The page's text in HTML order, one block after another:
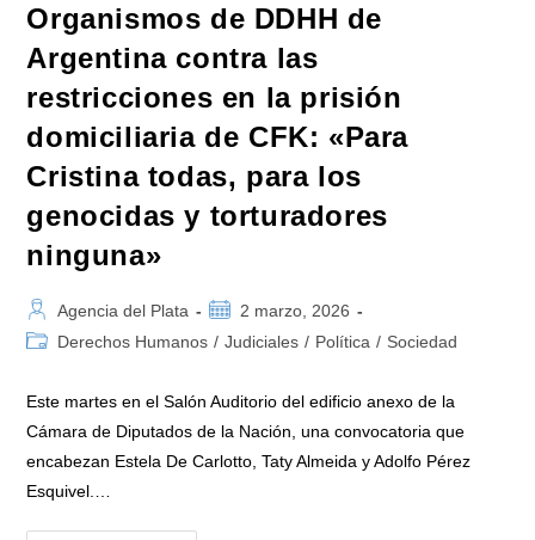
Organismos de DDHH de
Argentina contra las
restricciones en la prisión
domiciliaria de CFK: «Para
Cristina todas, para los
genocidas y torturadores
ninguna»
Autor
de
Agencia del Plata
Publicación
de
2 marzo, 2026
Categoría
Derechos Humanos / Judiciales / Política / Sociedad
Este martes en el Salón Auditorio del edificio anexo de la
Cámara de Diputados de la Nación, una convocatoria que
encabezan Estela De Carlotto, Taty Almeida y Adolfo Pérez
Esquivel.…